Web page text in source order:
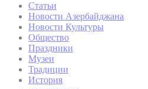
Статьи
Новости Азербайджана
Новости Культуры
Общество
Праздники
Музеи
Традиции
История